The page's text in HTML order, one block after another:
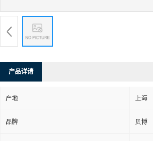
产品详请
产地 上海
品牌 贝博